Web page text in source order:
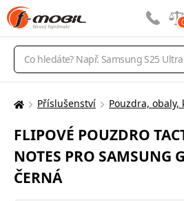
Vyhledávání
Zde
nacházíte:
Příslušenství Pouzdra, obaly,
FLIPOVÉ POUZDRO
NOTES PRO SAMSUNG
ČERNÁ